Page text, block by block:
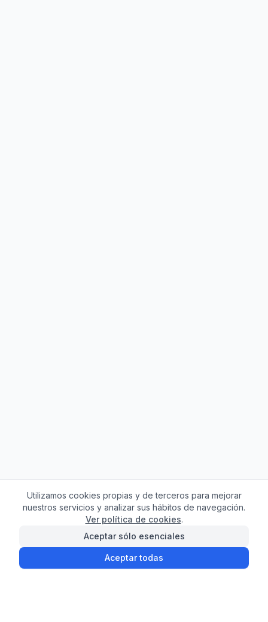
Utilizamos cookies propias y de terceros para mejorar
nuestros servicios y analizar sus hábitos de navegación.
Ver política de cookies.
Aceptar sólo esenciales
Aceptar todas